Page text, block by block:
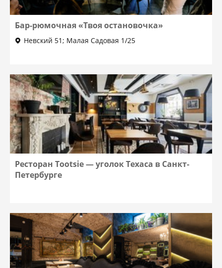
Бар-рюмочная «Твоя остановочка»
Невский 51; Малая Садовая 1/25
Ресторан Tootsie — уголок Техаса в Санкт-
Петербурге